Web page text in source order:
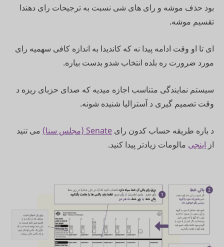
بود حذف موشه و رای های شی نسبت به ترجیحات رای دهندا
تقسیم موشه.
ای تا او وقت ادامه پیدا نه که کاندیدا به اندازه کافی سهمیه رای
مورد ضرورت ره بلده انتخاب شدو بدست بیاره.
سیستم نمایندگی متناسب اجازه میدیه که صدای حزبای ریزه د
وقت تصمیم گیری د آسترالیا شنیده شونه.
د باره طریقه حساب کدون رای Senate (مجلس سنا)
می تنید
از اینجی مالومات زیادتر پیدا کنید.